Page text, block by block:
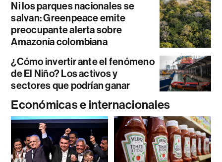
Ni los parques nacionales se
salvan: Greenpeace emite
preocupante alerta sobre
Amazonía colombiana
¿Cómo invertir ante el fenómeno
de El Niño? Los activos y
sectores que podrían ganar
Económicas e internacionales